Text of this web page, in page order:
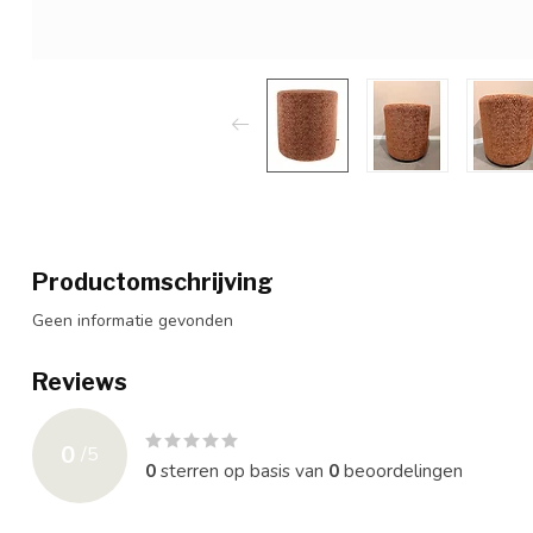
Productomschrijving
Geen informatie gevonden
Reviews
0 /5
0sterren op basis van 0beoordelingen